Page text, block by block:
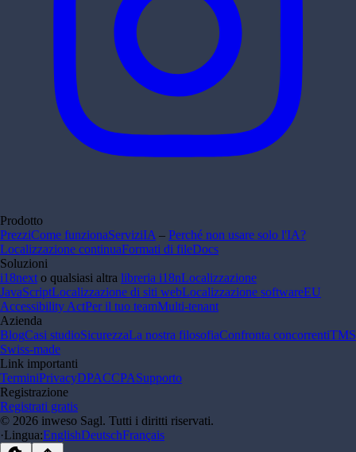
Prodotto
PrezziCome funzionaServiziIA – Perché non usare solo l'IA?
Localizzazione continuaFormati di fileDocs
Soluzioni
i18next o qualsiasi altra libreria i18nLocalizzazione
JavaScriptLocalizzazione di siti webLocalizzazione softwareEU
Accessibility ActPer il tuo teamMulti-tenant
Azienda
BlogCasi studioSicurezzaLa nostra filosofiaConfronta concorrentiTMS
Swiss-made
Link importanti
TerminiPrivacyDPACCPASupporto
Registrazione
Registrati gratis
© 2026 inweso Sagl. Tutti i diritti riservati.
·Lingua:EnglishDeutschFrançais